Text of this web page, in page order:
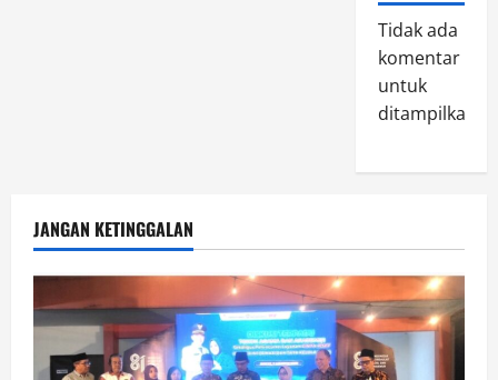
Tidak ada
komentar
untuk
ditampilkan.
JANGAN KETINGGALAN